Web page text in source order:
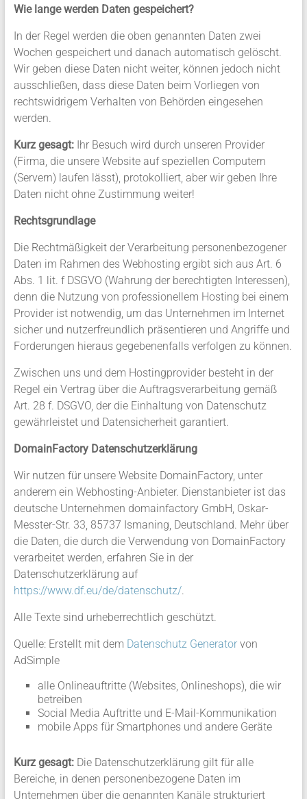
Wie lange werden Daten gespeichert?
In der Regel werden die oben genannten Daten zwei
Wochen gespeichert und danach automatisch gelöscht.
Wir geben diese Daten nicht weiter, können jedoch nicht
ausschließen, dass diese Daten beim Vorliegen von
rechtswidrigem Verhalten von Behörden eingesehen
werden.
Kurz gesagt:Ihr Besuch wird durch unseren Provider
(Firma, die unsere Website auf speziellen Computern
(Servern) laufen lässt), protokolliert, aber wir geben Ihre
Daten nicht ohne Zustimmung weiter!
Rechtsgrundlage
Die Rechtmäßigkeit der Verarbeitung personenbezogener
Daten im Rahmen des Webhosting ergibt sich aus Art. 6
Abs. 1 lit. f DSGVO (Wahrung der berechtigten Interessen),
denn die Nutzung von professionellem Hosting bei einem
Provider ist notwendig, um das Unternehmen im Internet
sicher und nutzerfreundlich präsentieren und Angriffe und
Forderungen hieraus gegebenenfalls verfolgen zu können.
Zwischen uns und dem Hostingprovider besteht in der
Regel ein Vertrag über die Auftragsverarbeitung gemäß
Art. 28 f. DSGVO, der die Einhaltung von Datenschutz
gewährleistet und Datensicherheit garantiert.
DomainFactory Datenschutzerklärung
Wir nutzen für unsere Website DomainFactory, unter
anderem ein Webhosting-Anbieter. Dienstanbieter ist das
deutsche Unternehmen domainfactory GmbH, Oskar-
Messter-Str. 33, 85737 Ismaning, Deutschland. Mehr über
die Daten, die durch die Verwendung von DomainFactory
verarbeitet werden, erfahren Sie in der
Datenschutzerklärung auf
https://www.df.eu/de/datenschutz/.
Alle Texte sind urheberrechtlich geschützt.
Quelle: Erstellt mit dem Datenschutz Generatorvon
AdSimple
alle Onlineauftritte (Websites, Onlineshops), die wir
betreiben
Social Media Auftritte und E-Mail-Kommunikation
mobile Apps für Smartphones und andere Geräte
Kurz gesagt:Die Datenschutzerklärung gilt für alle
Bereiche, in denen personenbezogene Daten im
Unternehmen über die genannten Kanäle strukturiert